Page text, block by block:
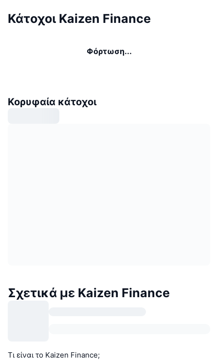
Κάτοχοι Kaizen Finance
Φόρτωση...
Κορυφαία κάτοχοι
Σχετικά με Kaizen Finance
Τι είναι το Kaizen Finance;